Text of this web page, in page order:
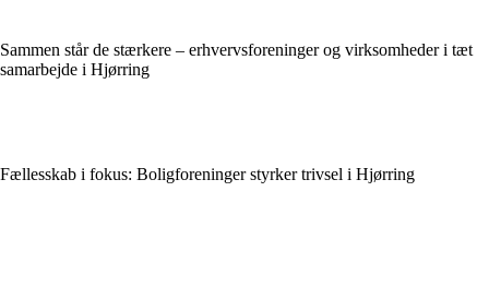
Sammen står de stærkere – erhvervsforeninger og virksomheder i tæt
samarbejde i Hjørring
Fællesskab i fokus: Boligforeninger styrker trivsel i Hjørring